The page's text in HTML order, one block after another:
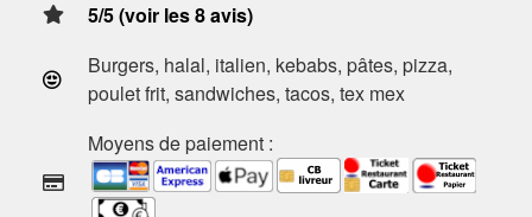
5/5 (voir les 8 avis)
Burgers, halal, italien, kebabs, pâtes, pizza,
poulet frit, sandwiches, tacos, tex mex
Moyens de paiement :